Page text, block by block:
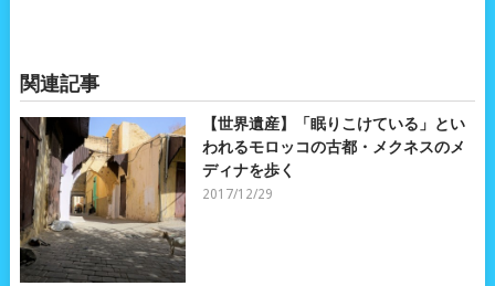
関連記事
【世界遺産】「眠りこけている」とい
われるモロッコの古都・メクネスのメ
ディナを歩く
2017/12/29